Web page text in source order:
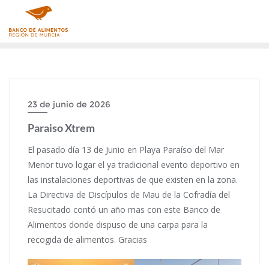
contenido
23 de junio de 2026
Paraiso Xtrem
El pasado día 13 de Junio en Playa Paraíso del Mar
Menor tuvo logar el ya tradicional evento deportivo en
las instalaciones deportivas de que existen en la zona.
La Directiva de Discípulos de Mau de la Cofradía del
Resucitado contó un año mas con este Banco de
Alimentos donde dispuso de una carpa para la
recogida de alimentos. Gracias